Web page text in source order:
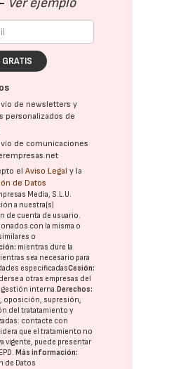
Ver ejemplo
de newsletters y
personalizados de
de comunicaciones
elAviso Legal y la
de Datos
Media, S.L.U.
a nuestra(s)
de cuenta de usuario.
con la misma o
o
mientras dure la
sea necesario para
especificadasCesión:
a otras empresas del
interna. Derechos:
oposición, supresión,
del tratatamiento y
contacte con
que el tratamiento no
vigente, puede presentar
. Más información:
de Datos